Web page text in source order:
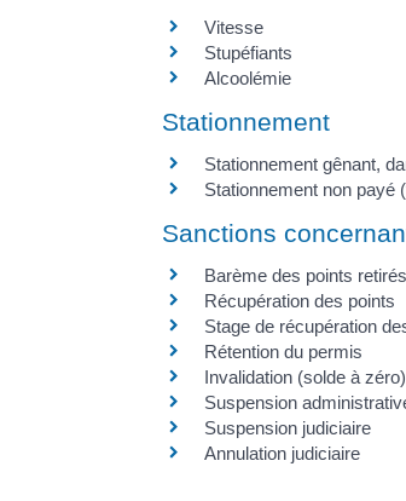
Vitesse
Stupéfiants
Alcoolémie
Stationnement
Stationnement gênant,
Stationnement non payé
Sanctions
Barème des points
Récupération des points
Stage de récupération
Rétention du permis
Invalidation (solde à zéro)
Suspension
Suspension judiciaire
Annulation judiciaire